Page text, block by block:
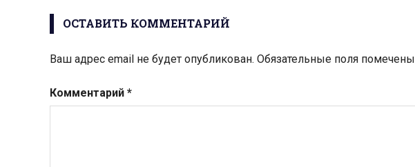
записям
ОСТАВИТЬ КОММЕНТАРИЙ
Ваш адрес email не будет опубликован. Обязательные поля помечены
Комментарий *